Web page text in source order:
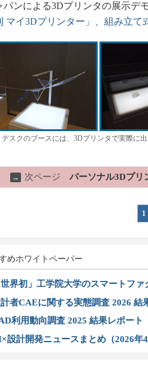
パンによる3Dプリンタの展示デ
マイ3Dプリンター」、組み立て
デスクのブースには、3Dプリンタで実際
→ 次ページ パーソナル3Dプリ
1
めホワイトペーパー
世界初」工学院大学のスマートフ
者CAEに関する実態調査 2026 結
利用動向調査 2025 結果レポート
設計開発ニュースまとめ（2026年4